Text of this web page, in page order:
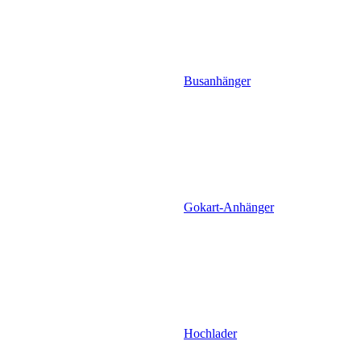
Busanhänger
Gokart-Anhänger
Hochlader